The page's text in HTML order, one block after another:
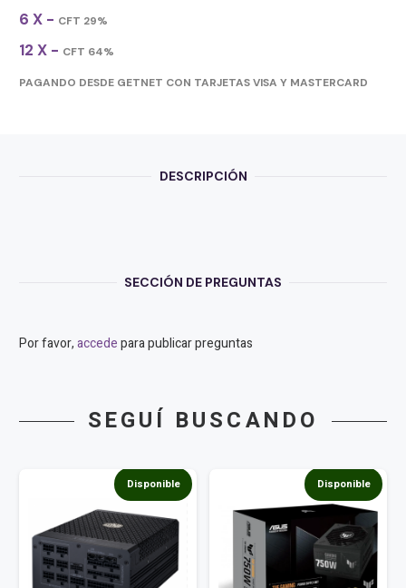
6 X - CFT 29%
12 X - CFT 64%
PAGANDO DESDE GETNET CON TARJETAS VISA Y MASTERCARD
DESCRIPCIÓN
SECCIÓN DE PREGUNTAS
Por favor,accedepara publicar preguntas
SEGUÍ BUSCANDO
Disponible Disponible